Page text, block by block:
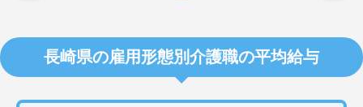
長崎県の雇用形態別介護職の平均給与